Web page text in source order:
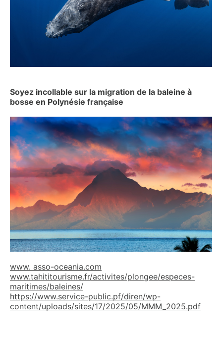
Soyez incollable sur la migration de la baleine à
bosse en Polynésie française
www. asso-oceania.com
www.tahititourisme.fr/activites/plongee/especes-
maritimes/baleines/
https://www.service-public.pf/diren/wp-
content/uploads/sites/17/2025/05/MMM_2025.pdf